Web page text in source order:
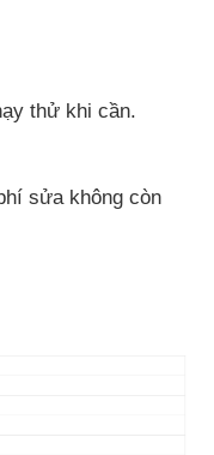
thử khi cần.
sửa không còn